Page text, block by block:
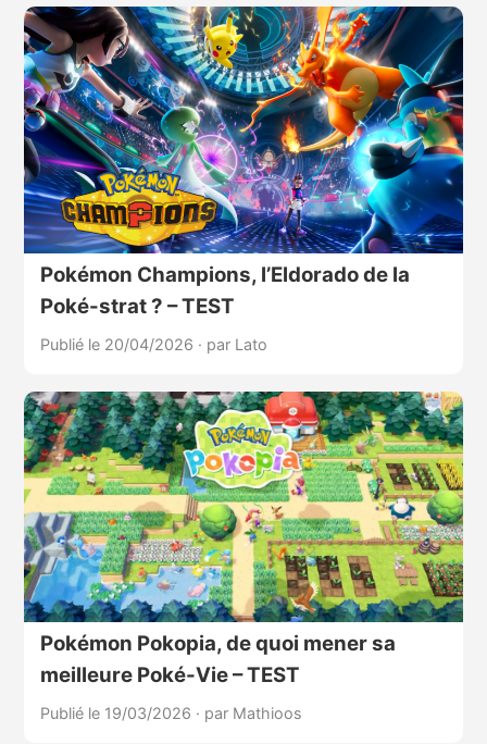
Pokémon Champions, l’Eldorado de la
Poké-strat ? – TEST
Publié le 20/04/2026 · par Lato
Pokémon Pokopia, de quoi mener sa
meilleure Poké-Vie – TEST
Publié le 19/03/2026 · par Mathioos